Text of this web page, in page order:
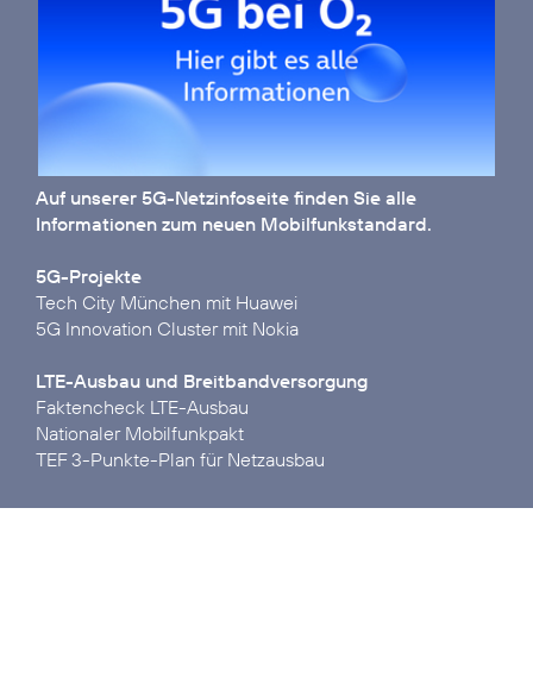
Auf unserer 5G-Netzinfoseite finden Sie alle
Informationen zum neuen Mobilfunkstandard.
5G-Projekte
Tech City München mit Huawei
5G Innovation Cluster mit Nokia
LTE-Ausbau und Breitbandversorgung
Faktencheck LTE-Ausbau
Nationaler Mobilfunkpakt
TEF 3-Punkte-Plan für Netzausbau